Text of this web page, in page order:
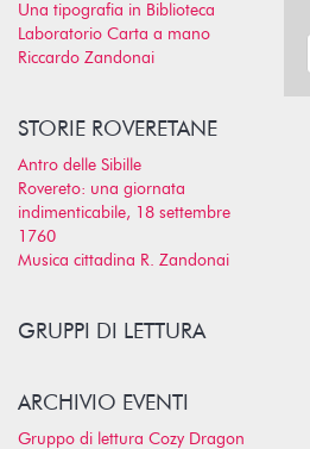
Una tipografia in Biblioteca
Laboratorio Carta a mano
Riccardo Zandonai
STORIE ROVERETANE
Antro delle Sibille
Rovereto: una giornata
indimenticabile, 18 settembre
1760
Musica cittadina R. Zandonai
GRUPPI DI LETTURA
ARCHIVIO EVENTI
Gruppo di lettura Cozy Dragon